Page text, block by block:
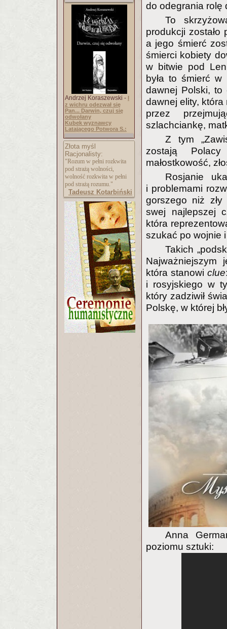
Andrzej Koraszewski - I
z wichru odezwał się
Pan... Darwin, czuj się
odwołany
Kubek wyznawcy
Latającego Potwora S.:
Złota myśl
Racjonalisty:
"Rozum w pełni rozkwita
pod strażą wolności,
wolność rozkwita w pełni
pod strażą rozumu."
Tadeusz Kotarbiński
do odegrania rolę
To
produkcji
a jego śmierć
śmierci kobiety
w bitwie pod
była to śmierć
dawnej Polski, to
dawnej elity, która
przez
szlachciankę,
Z tym
zostają Polacy
małostkowość,
Rosjanie
i problemami
gorszego niż zły
swej najlepszej
która
szukać po wojnie
Takich
Najważniejszym
która stanowi clue
i rosyjskiego w
który zadziwił
Polskę, w której
Anna
poziomu sztuki: